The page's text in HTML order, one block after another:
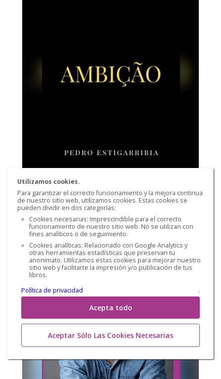
Utilizamos cookies.
Para garantizar el correcto funcionamiento y la mejora continua
de nuestro sitio web, utilizamos cookies. Estas cookies se
pueden dividir en dos categorías:
Cookies necesarias: Imprescindible para el correcto
funcionamiento de nuestro sitio web. No se utilizan con
fines analíticos o de seguimiento.
Cookies analíticas: Relacionado con Google Analytics y
otras herramientas estadísticas que preservan tu
anonimato. Utilizamos estas cookies para mejorar nuestro
sitio web y facilitarte la impresión y/o publicación de tus
libros.
Política de privacidad
.
Acepta todo
Aceptar Sólo Las Cookies Necesarias
Ambição
Pedro Estigarribia
EBOOK
€ 8,00